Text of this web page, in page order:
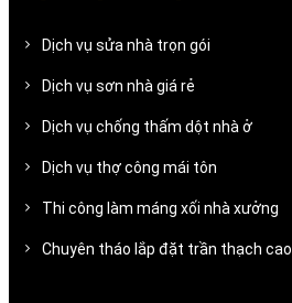
Dịch vụ sửa nhà trọn gói
Dịch vụ sơn nhà giá rẻ
Dịch vụ chống thấm dột nhà ở
Dịch vụ thợ công mái tôn
Thi công làm máng xối nhà xưởng
Chuyên tháo lắp đặt trần thạch cao